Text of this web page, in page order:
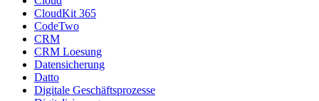
CloudKit 365
CodeTwo
CRM
CRM Loesung
Datensicherung
Datto
Digitale Geschäftsprozesse